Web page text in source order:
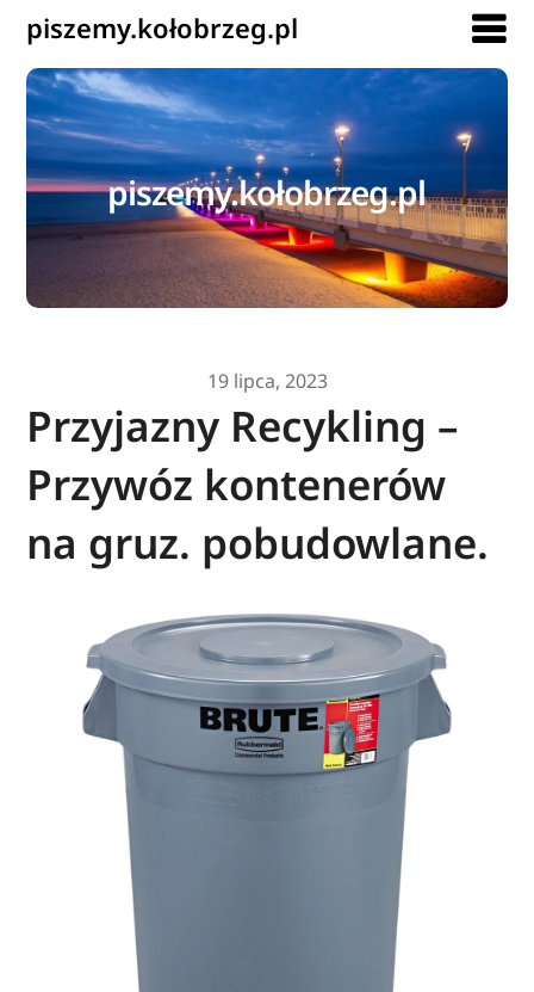
piszemy.kołobrzeg.pl
piszemy.kołobrzeg.pl
19 lipca, 2023
Przyjazny Recykling –
Przywóz kontenerów
na gruz. pobudowlane.